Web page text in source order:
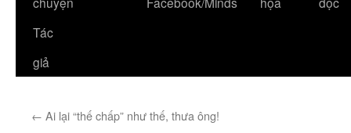
Tác
giả
← Ai lại “thế chấp” như thế, thưa ông!